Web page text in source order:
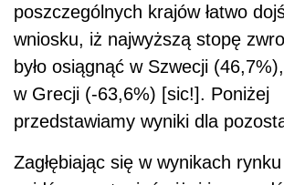
poszczególnych krajów łatwo
wniosku, iż najwyższą stopę
było osiągnąć w Szwecji
w Grecji (-63,6%) [sic!]. Poniżej
przedstawiamy wyniki dla
Zagłębiając się w wynikach